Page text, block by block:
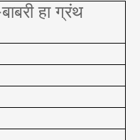
हा ग्रंथ